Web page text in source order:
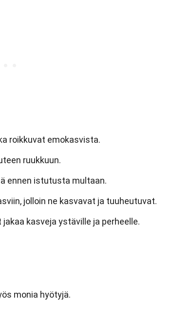
roikkuvat emokasvista.
ruukkuun.
ennen istutusta multaan.
jolloin ne kasvavat ja tuuheutuvat.
kasveja ystäville ja perheelle.
monia hyötyjä.